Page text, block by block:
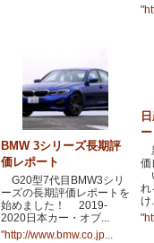
BMW 3シリーズ長期評
価レポート
G20型7代目BMW3シリ
ーズの長期評価レポートを
始めました！ 2019-
2020日本カー・オブ...
"http://www.bmw.co.jp...
ー
価
れ
け